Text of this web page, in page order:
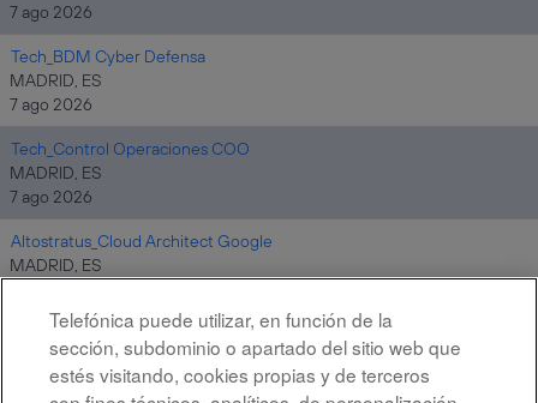
7 ago 2026
Tech_BDM Cyber Defensa
MADRID, ES
7 ago 2026
Tech_Control Operaciones COO
MADRID, ES
7 ago 2026
Altostratus_Cloud Architect Google
MADRID, ES
Resultados
Telefónica puede utilizar, en función de la
sección, subdominio o apartado del sitio web que
estés visitando, cookies propias y de terceros